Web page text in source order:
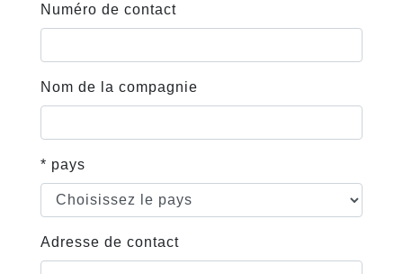
Numéro de contact
Nom de la compagnie
* pays
Adresse de contact